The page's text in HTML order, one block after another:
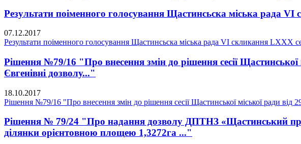
Результати поіменного голосування Щастинсьска міська рада VI
07.12.2017
Результати поіменного голосування Щастинсьска міська рада VI скликання LXXX
Рішення №79/16 "Про внесення змін до рішення сесії
Євгенівні дозволу..."
18.10.2017
Рішення №79/16 "Про внесення змін до рішення сесії Щастинської міської ради
Рішення № 79/24 "Про надання дозволу ДПТНЗ «Щастинський
ділянки орієнтовною площею 1,3272га ..."